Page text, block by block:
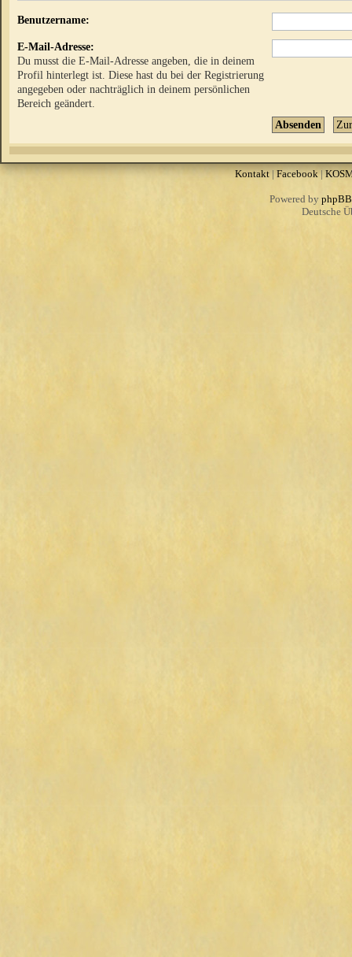
Benutzername:
E-Mail-Adresse:
Du musst die E-Mail-Adresse angeben, die in deinem
Profil hinterlegt ist. Diese hast du bei der Registrierung
angegeben oder nachträglich in deinem persönlichen
Bereich geändert.
Kontakt| Facebook |
Powered by phpBB
Deutsche